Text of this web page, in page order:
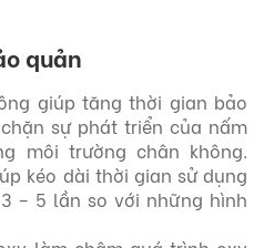
quản
giúp tăng thời gian bảo
sự phát triển của nấm
môi trường chân không.
kéo dài thời gian sử dụng
– 5 lần so với những hình